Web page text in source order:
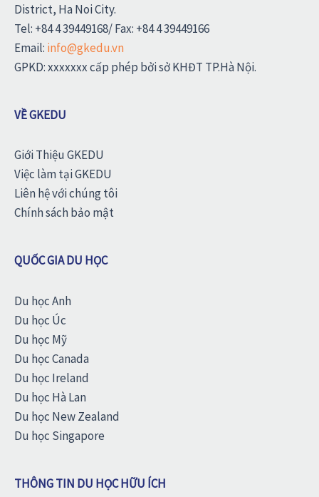
District, Ha Noi City.
Tel: +84 4 39449168/ Fax: +84 4 39449166
Email: info@gkedu.vn
GPKD: xxxxxxx cấp phép bởi sở KHĐT TP.Hà Nội.
VỀ GKEDU
Giới Thiệu GKEDU
Việc làm tại GKEDU
Liên hệ với chúng tôi
Chính sách bảo mật
QUỐC GIA DU HỌC
Du học Anh
Du học Úc
Du học Mỹ
Du học Canada
Du học Ireland
Du học Hà Lan
Du học New Zealand
Du học Singapore
THÔNG TIN DU HỌC HỮU ÍCH